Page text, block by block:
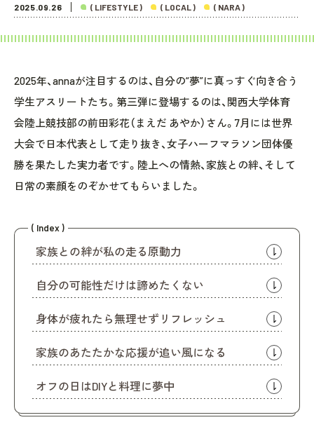
2025.09.26 ( LIFESTYLE ) ( LOCAL ) ( NARA )
2025年、annaが注目するのは、自分の“夢”に真っすぐ向き合う
学生アスリートたち。第三弾に登場するのは、関西大学体育
会陸上競技部の前田彩花（まえだ あやか）さん。7月には世界
大会で日本代表として走り抜き、女子ハーフマラソン団体優
勝を果たした実力者です。陸上への情熱、家族との絆、そして
日常の素顔をのぞかせてもらいました。
( Index )
家族との絆が私の走る原動力
自分の可能性だけは諦めたくない
身体が疲れたら無理せずリフレッシュ
家族のあたたかな応援が追い風になる
オフの日はDIYと料理に夢中